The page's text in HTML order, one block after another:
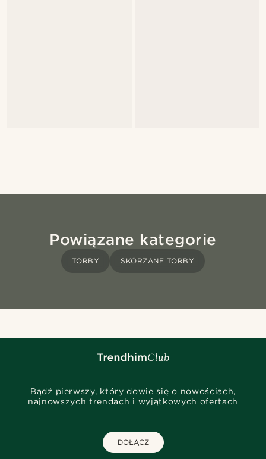
Powiązane kategorie
TORBY SKÓRZANE TORBY
Bądź pierwszy, który dowie się o nowościach,
najnowszych trendach i wyjątkowych ofertach
DOŁĄCZ